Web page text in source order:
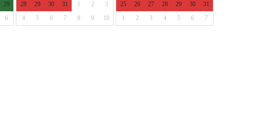
29
6
28
29 30 31 1 2
3
4
5 6 7 8 9 10
25
26 27 28 29 30
31
1
2 3 4 5 6 7